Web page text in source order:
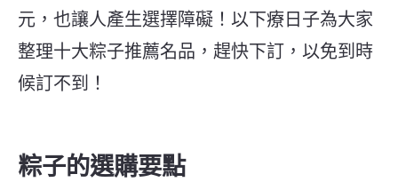
元，也讓人產生選擇障礙！以下療日子為大家
整理十大粽子推薦名品，趕快下訂，以免到時
候訂不到！
粽子的選購要點